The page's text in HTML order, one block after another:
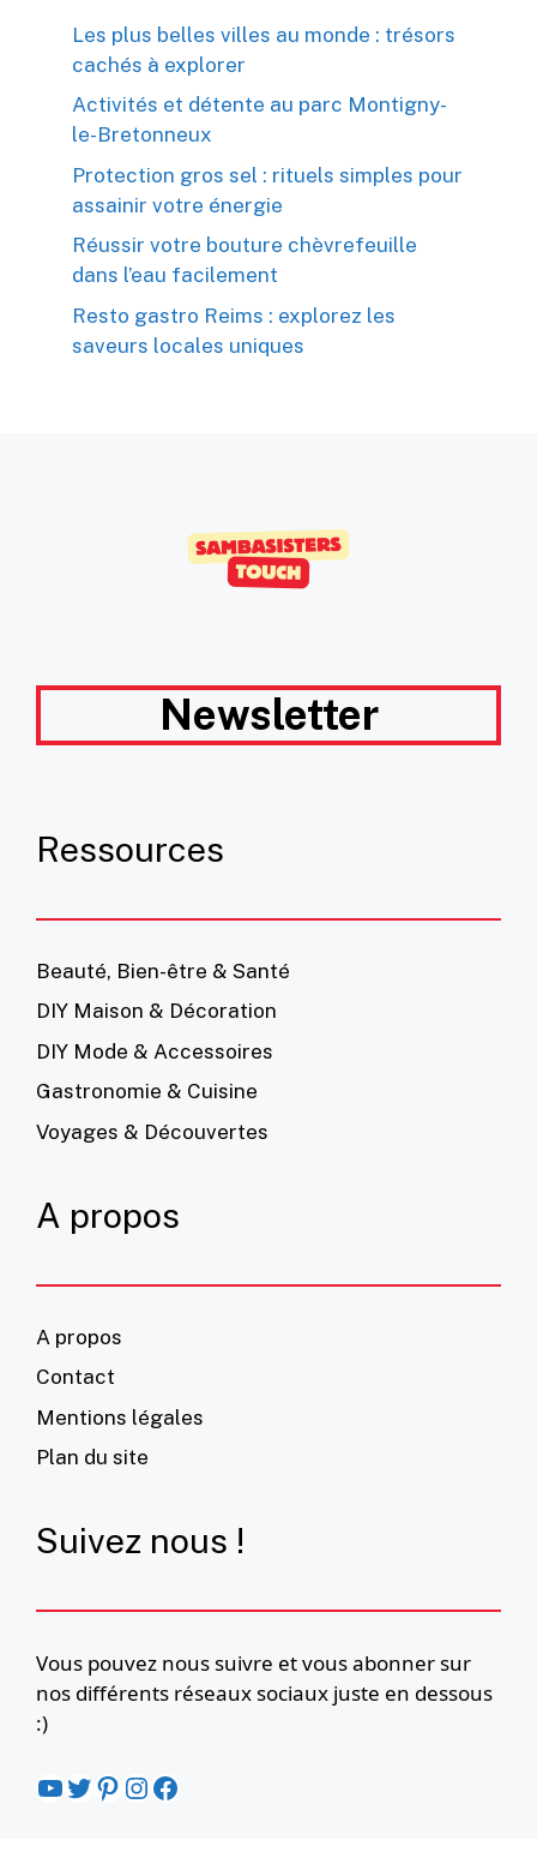
Les plus belles villes au monde : trésors
cachés à explorer
Activités et détente au parc Montigny-
le-Bretonneux
Protection gros sel : rituels simples pour
assainir votre énergie
Réussir votre bouture chèvrefeuille
dans l’eau facilement
Resto gastro Reims : explorez les
saveurs locales uniques
Newsletter
Ressources
Beauté, Bien-être & Santé
DIY Maison & Décoration
DIY Mode & Accessoires
Gastronomie & Cuisine
Voyages & Découvertes
A propos
A propos
Contact
Mentions légales
Plan du site
Suivez nous !
Vous pouvez nous suivre et vous abonner sur
nos différents réseaux sociaux juste en dessous
:)
YouTube
Twitter
Pinterest
Instagram
Facebook